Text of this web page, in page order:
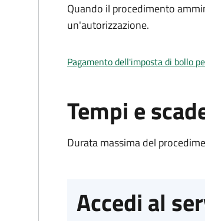
Quando il procedimento
un'autorizzazione.
Pagamento dell'imposta di bollo
Tempi e
Durata massima del
Accedi al